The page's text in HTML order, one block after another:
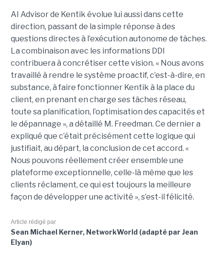
AI Advisor de Kentik évolue lui aussi dans cette
direction, passant de la simple réponse à des
questions directes à l’exécution autonome de tâches.
La combinaison avec les informations DDI
contribuera à concrétiser cette vision. « Nous avons
travaillé à rendre le système proactif, c’est-à-dire, en
substance, à faire fonctionner Kentik à la place du
client, en prenant en charge ses tâches réseau,
toute sa planification, l’optimisation des capacités et
le dépannage », a détaillé M. Freedman. Ce dernier a
expliqué que c’était précisément cette logique qui
justifiait, au départ, la conclusion de cet accord. «
Nous pouvons réellement créer ensemble une
plateforme exceptionnelle, celle-là même que les
clients réclament, ce qui est toujours la meilleure
façon de développer une activité », s’est-il félicité.
Article rédigé par
Sean Michael Kerner, NetworkWorld (adapté par Jean
Elyan)